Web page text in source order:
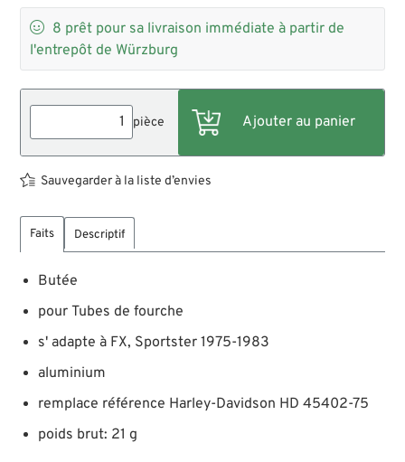
 8 prêt pour sa livraison immédiate à partir de
l'entrepôt de Würzburg
pièce
Sauvegarder à la liste d’envies
Faits Descriptif
Butée
pour Tubes de fourche
s' adapte à FX, Sportster 1975-1983
aluminium
remplace référence Harley-Davidson HD 45402-75
poids brut: 21 g